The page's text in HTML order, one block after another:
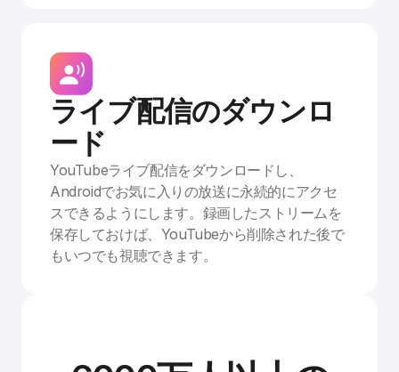
ライブ配信のダウンロ
ード
YouTubeライブ配信をダウンロードし、
Androidでお気に入りの放送に永続的にアクセ
スできるようにします。録画したストリームを
保存しておけば、YouTubeから削除された後で
もいつでも視聴できます。